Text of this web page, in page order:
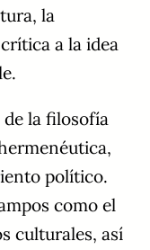
la
a la idea
la filosofía
político.
como el
culturales, así